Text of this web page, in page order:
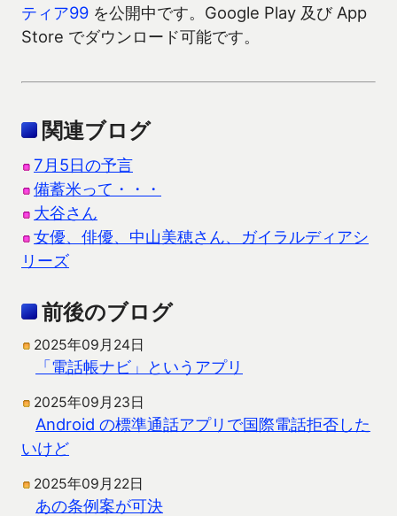
ティア99 を公開中です。Google Play 及び App
Store でダウンロード可能です。
関連ブログ
7月5日の予言
備蓄米って・・・
大谷さん
女優、俳優、中山美穂さん、ガイラルディアシ
リーズ
前後のブログ
2025年09月24日
「電話帳ナビ」というアプリ
2025年09月23日
Android の標準通話アプリで国際電話拒否した
いけど
2025年09月22日
あの条例案が可決